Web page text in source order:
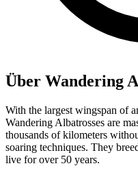
Über Wandering
With the largest wingspan of
Wandering Albatrosses are
thousands of kilometers
soaring techniques. They
live for over 50 years.